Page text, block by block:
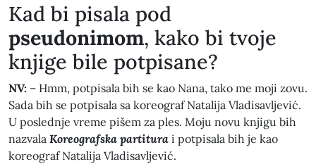
​Kad bi pisala pod
pseudonimom, kako bi tvoje
knjige bile potpisane?
NV: – Hmm, potpisala bih se kao Nana, tako me moji zovu.
Sada bih se potpisala sa koreograf Natalija Vladisavljević.
U poslednje vreme pišem za ples. Moju novu knjigu bih
nazvala Koreografska partitura i potpisala bih je kao
koreograf Natalija Vladisavljević.